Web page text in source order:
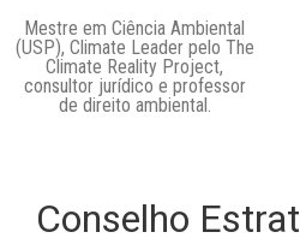
Mestre em Ciência Ambiental
(USP), Climate Leader pelo The
Climate Reality Project,
consultor jurídico e professor
de direito ambiental.
Conselho